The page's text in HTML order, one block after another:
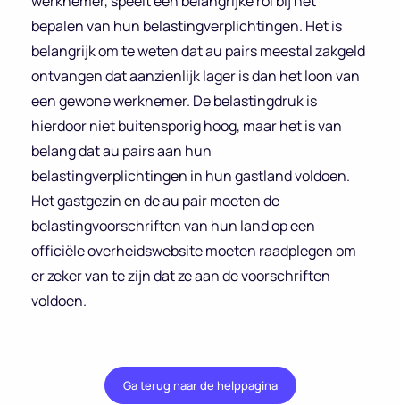
bepalen van hun belastingverplichtingen. Het is
belangrijk om te weten dat au pairs meestal zakgeld
ontvangen dat aanzienlijk lager is dan het loon van
een gewone werknemer. De belastingdruk is
hierdoor niet buitensporig hoog, maar het is van
belang dat au pairs aan hun
belastingverplichtingen in hun gastland voldoen.
Het gastgezin en de au pair moeten de
belastingvoorschriften van hun land op een
officiële overheidswebsite moeten raadplegen om
er zeker van te zijn dat ze aan de voorschriften
voldoen.
Ga terug naar de helppagina